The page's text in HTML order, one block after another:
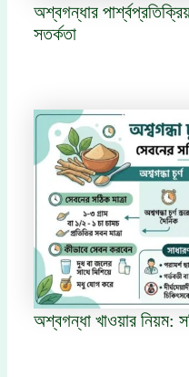
অশ্বগন্ধার
সতর্কতা
অশ্বগন্ধা খাওয়ার নিয়ম: